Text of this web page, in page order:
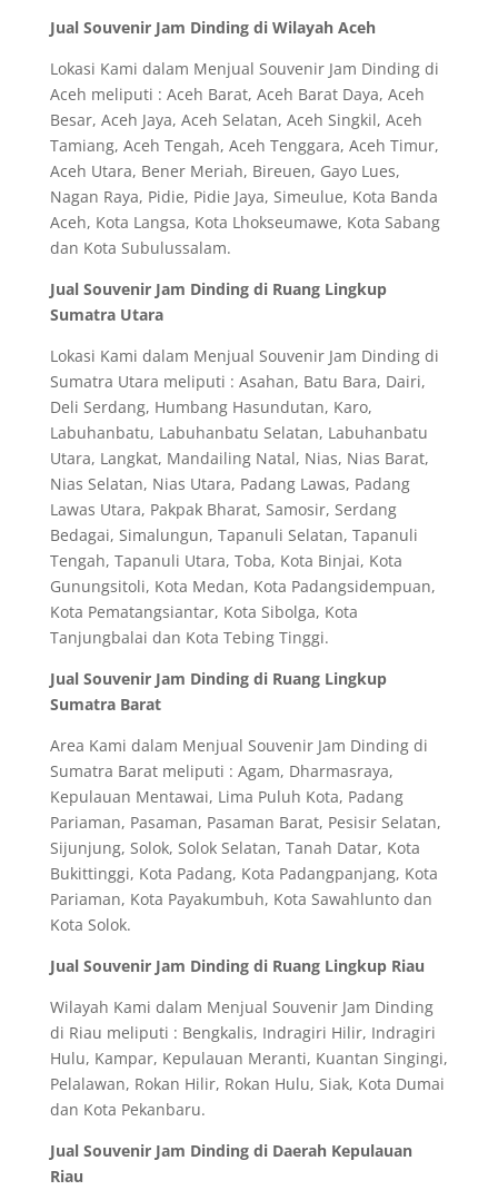
Jual Souvenir Jam Dinding di Wilayah Aceh
Lokasi Kami dalam Menjual Souvenir Jam Dinding di
Aceh meliputi : Aceh Barat, Aceh Barat Daya, Aceh
Besar, Aceh Jaya, Aceh Selatan, Aceh Singkil, Aceh
Tamiang, Aceh Tengah, Aceh Tenggara, Aceh Timur,
Aceh Utara, Bener Meriah, Bireuen, Gayo Lues,
Nagan Raya, Pidie, Pidie Jaya, Simeulue, Kota Banda
Aceh, Kota Langsa, Kota Lhokseumawe, Kota Sabang
dan Kota Subulussalam.
Jual Souvenir Jam Dinding di Ruang Lingkup
Sumatra Utara
Lokasi Kami dalam Menjual Souvenir Jam Dinding di
Sumatra Utara meliputi : Asahan, Batu Bara, Dairi,
Deli Serdang, Humbang Hasundutan, Karo,
Labuhanbatu, Labuhanbatu Selatan, Labuhanbatu
Utara, Langkat, Mandailing Natal, Nias, Nias Barat,
Nias Selatan, Nias Utara, Padang Lawas, Padang
Lawas Utara, Pakpak Bharat, Samosir, Serdang
Bedagai, Simalungun, Tapanuli Selatan, Tapanuli
Tengah, Tapanuli Utara, Toba, Kota Binjai, Kota
Gunungsitoli, Kota Medan, Kota Padangsidempuan,
Kota Pematangsiantar, Kota Sibolga, Kota
Tanjungbalai dan Kota Tebing Tinggi.
Jual Souvenir Jam Dinding di Ruang Lingkup
Sumatra Barat
Area Kami dalam Menjual Souvenir Jam Dinding di
Sumatra Barat meliputi : Agam, Dharmasraya,
Kepulauan Mentawai, Lima Puluh Kota, Padang
Pariaman, Pasaman, Pasaman Barat, Pesisir Selatan,
Sijunjung, Solok, Solok Selatan, Tanah Datar, Kota
Bukittinggi, Kota Padang, Kota Padangpanjang, Kota
Pariaman, Kota Payakumbuh, Kota Sawahlunto dan
Kota Solok.
Jual Souvenir Jam Dinding di Ruang Lingkup Riau
Wilayah Kami dalam Menjual Souvenir Jam Dinding
di Riau meliputi : Bengkalis, Indragiri Hilir, Indragiri
Hulu, Kampar, Kepulauan Meranti, Kuantan Singingi,
Pelalawan, Rokan Hilir, Rokan Hulu, Siak, Kota Dumai
dan Kota Pekanbaru.
Jual Souvenir Jam Dinding di Daerah Kepulauan
Riau